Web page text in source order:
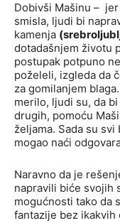
Dobivši Mašinu –
smisla, ljudi bi
kamenja
dotadašnjem životu
postupak potpuno
poželeli, izgleda da
za gomilanjem
merilo, ljudi su, da
drugih, pomoću
željama. Sada su
mogao naći
Naravno da je
napravili biće svojih
mogućnosti tako da
fantazije bez ikakvih